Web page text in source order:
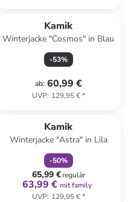
Kamik
Winterjacke "Cosmos" in Blau
-53%
ab: 60,99 €
UVP: 129,95 €*
Kamik
Winterjacke "Astra" in Lila
-50%
65,99 €regulär
63,99 € mit family
UVP: 129,95 €*